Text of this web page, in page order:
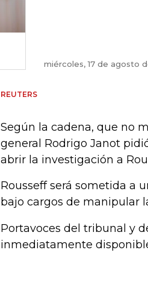
miércoles, 17 de agosto
REUTERS
Según la cadena, que no
general Rodrigo Janot
abrir la investigación a
Rousseff será sometida a
bajo cargos de manipular
Portavoces del tribunal y
inmediatamente